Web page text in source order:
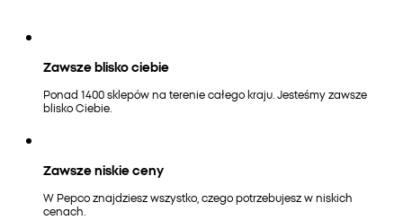
Zawsze blisko ciebie
Ponad 1400 sklepów na terenie całego kraju. Jesteśmy zawsze
blisko Ciebie.
Zawsze niskie ceny
W Pepco znajdziesz wszystko, czego potrzebujesz w niskich
cenach.